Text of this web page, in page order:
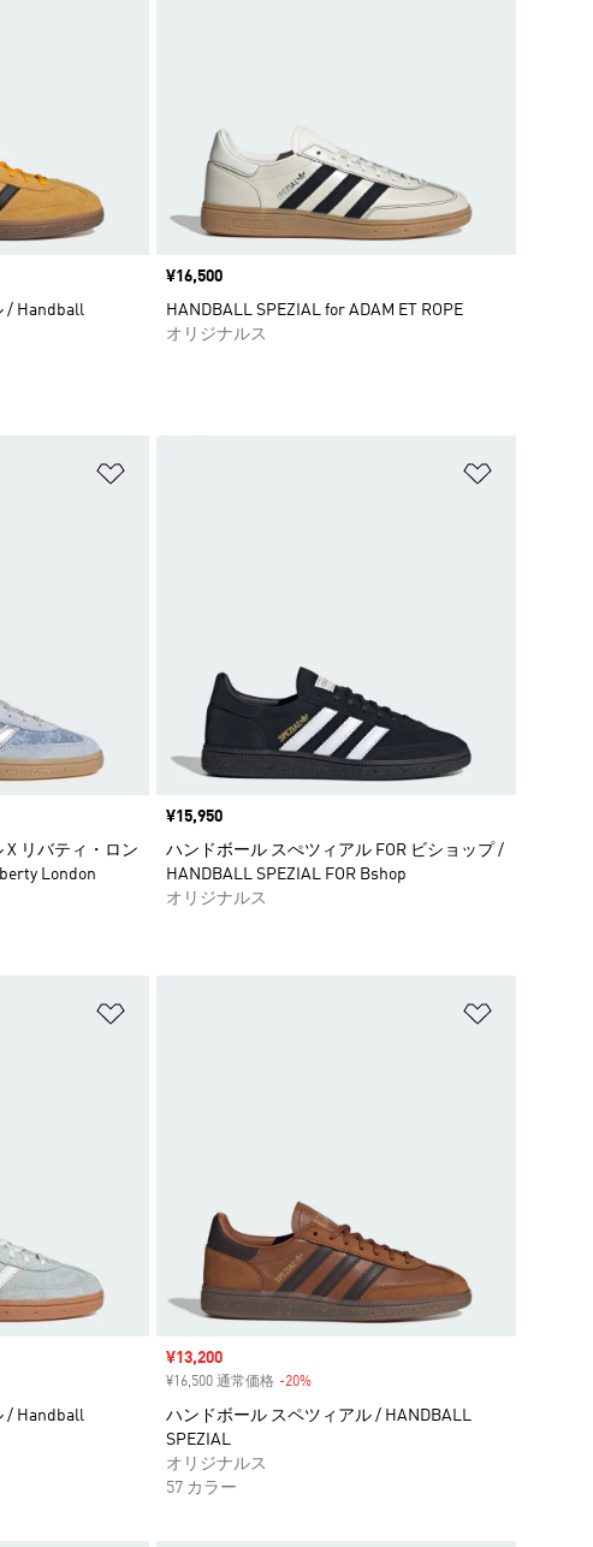
/ Handball
価格
¥16,500
HANDBALL SPEZIAL for ADAM ET ROPE
オリジナルス
X リバティ・ロン
London
価格
¥15,950
ハンドボール スぺツィアル FOR ビショップ /
HANDBALL SPEZIAL FOR Bshop
オリジナルス
/ Handball
セール価格
¥13,200
¥16,500 通常価格 -20%割引
ハンドボール スペツィアル / HANDBALL
SPEZIAL
オリジナルス
57 カラー